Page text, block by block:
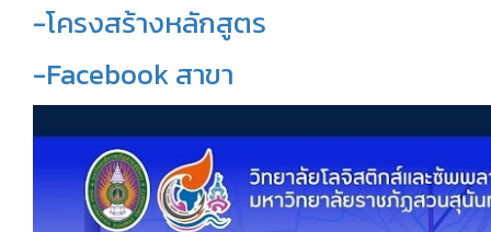
-โครงสร้างหลักสูตร
-Facebook สาขา